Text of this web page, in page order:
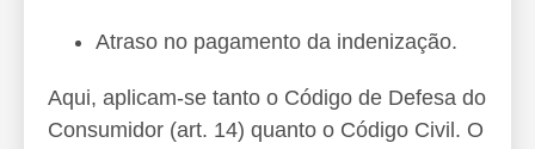
Atraso no pagamento da indenização.
Aqui, aplicam-se tanto o Código de Defesa do
Consumidor (art. 14) quanto o Código Civil. O